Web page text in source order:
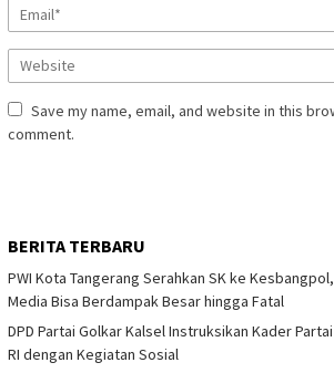
Save my name, email, and website in this
comment.
BERITA TERBARU
PWI Kota Tangerang Serahkan SK ke
Media Bisa Berdampak Besar hingga Fatal
DPD Partai Golkar Kalsel Instruksikan Kader
RI dengan Kegiatan Sosial